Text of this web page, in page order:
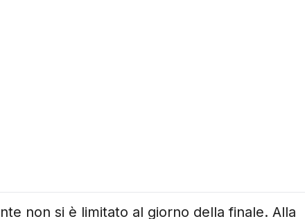
non si è limitato al giorno della finale. Alla